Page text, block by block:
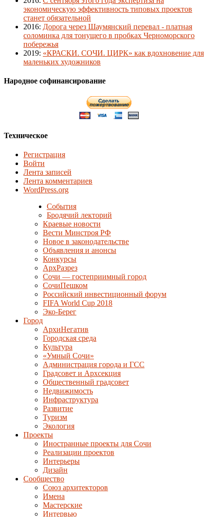
экономическую эффективность типовых проектов
станет обязательной
2016: Дорога через Шаумянский перевал - платная
соломинка для тонущего в пробках Черноморского
побережья
2019: «КРАСКИ. СОЧИ. ЦИРК» как вдохновение для
маленьких художников
Народное софинансирование
Техническое
Регистрация
Войти
Лента записей
Лента комментариев
WordPress.org
События
Бродячий лекторий
Краевые новости
Вести Минстроя РФ
Новое в законодательстве
Объявления и анонсы
Конкурсы
АрхРазрез
Сочи — гостеприимный город
СочиПешком
Российский инвестиционный форум
FIFA World Cup 2018
Эко-Берег
Город
АрхиНегатив
Городская среда
Культура
«Умный Сочи»
Администрация города и ГСС
Градсовет и Архсекция
Общественный градсовет
Недвижимость
Инфраструктура
Развитие
Туризм
Экология
Проекты
Иностранные проекты для Сочи
Реализации проектов
Интерьеры
Дизайн
Сообщество
Союз архитекторов
Имена
Мастерские
Интервью